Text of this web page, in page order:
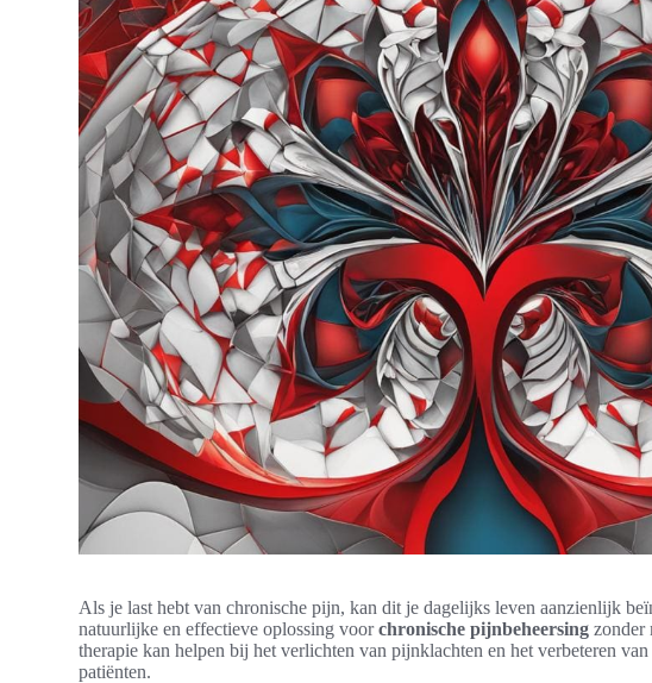
Als je last hebt van chronische pijn, kan dit je dagelijks leven aanzienlijk
natuurlijke en effectieve oplossing voorchronische pijnbeheersing zonder
therapie kan helpen bij het verlichten van pijnklachten en het verbeteren
patiënten.